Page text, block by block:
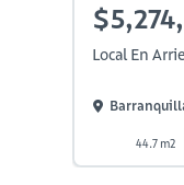
Local En
44.7 m2